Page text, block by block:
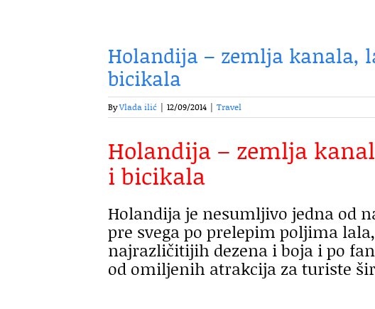
Holandija – zemlja kanala,
bicikala
ByVlada ilić | 12/09/2014 | Travel
Holandija – zemlja
i bicikala
Holandija je nesumljivo jedna od
pre svega po prelepim poljima
najrazličitijih dezena i boja i po
od omiljenih atrakcija za turiste